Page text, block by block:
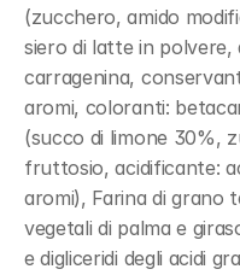
(zucchero, amido
siero di latte in polvere,
carragenina,
aromi, coloranti:
(succo di limone 30%,
fruttosio, acidificante:
aromi), Farina di grano
vegetali di palma e
e digliceridi degli acidi